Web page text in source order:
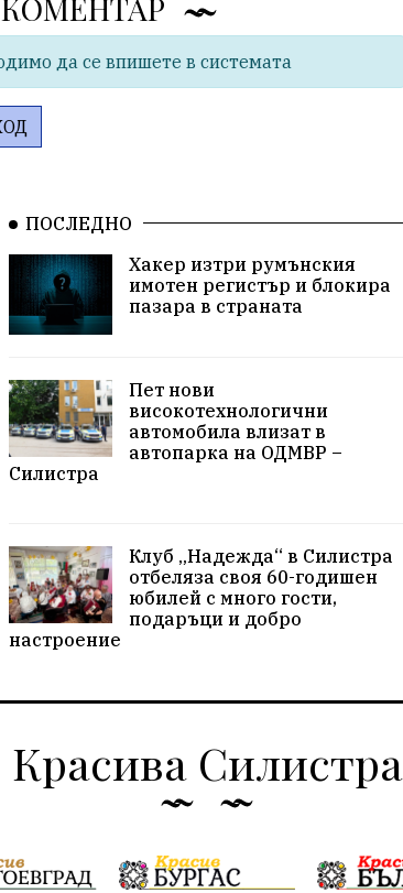
да се впишете в системата
ПОСЛЕДНО
Хакер изтри румънския
имотен регистър и блокира
пазара в страната
Пет нови
високотехнологични
автомобила влизат в
автопарка на ОДМВР –
Силистра
Клуб „Надежда“ в Силистра
отбеляза своя 60-годишен
юбилей с много гости,
подаръци и добро
настроение
Красива Силистра